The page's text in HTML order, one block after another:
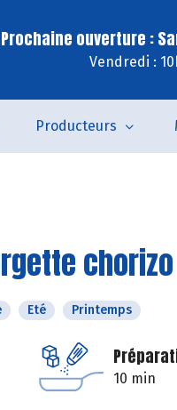
Prochaine ouverture :
Vendredi :
Producteurs
chorizo
Eté Printemps
10 min